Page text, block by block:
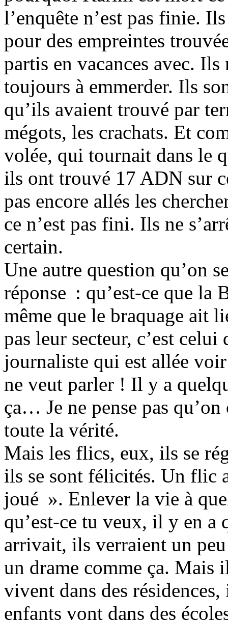
l’enquête n’est pas finie.
pour des empreintes
partis en vacances avec.
toujours à emmerder. Ils
qu’ils avaient trouvé par
mégots, les crachats. Et
volée, qui tournait dans le
ils ont trouvé 17 ADN sur
pas encore allés les
ce n’est pas fini. Ils ne
certain.
Une autre question qu’on
réponse : qu’est-ce que la
même que le braquage ait
pas leur secteur, c’est
journaliste qui est allée
ne veut parler ! Il y a
ça… Je ne pense pas
toute la vérité.
Mais les flics, eux, ils se
ils se sont félicités. Un flic
joué ». Enlever la vie à
qu’est-ce tu veux, il y en a
arrivait, ils verraient un
un drame comme ça. Mais
vivent dans des
enfants vont dans des